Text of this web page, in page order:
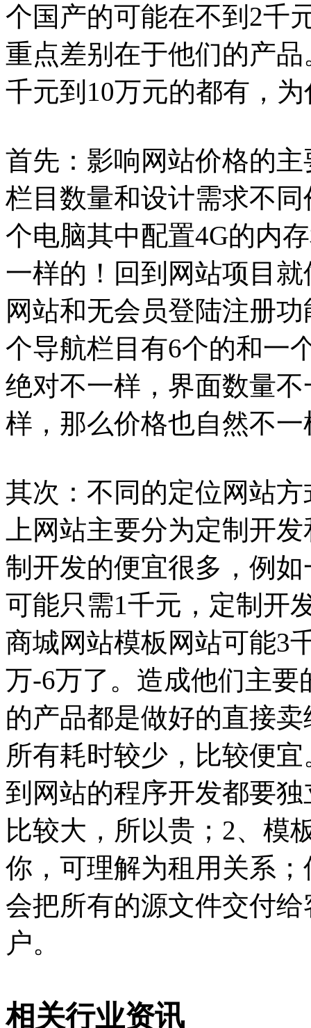
个国产的可能在不到2千
重点差别在于他们的产
千元到10万元的都有，
首先：影响网站价格的
栏目数量和设计需求不
个电脑其中配置4G的内
一样的！回到网站项目
网站和无会员登陆注册
个导航栏目有6个的和一
绝对不一样，界面数量
样，那么价格也自然不一
其次：不同的定位网站
上网站主要分为定制开
制开发的便宜很多，例
可能只需1千元，定制开
商城网站模板网站可能3
万-6万了。造成他们主
的产品都是做好的直接
所有耗时较少，比较便
到网站的程序开发都要
比较大，所以贵；2、模
你，可理解为租用关系
会把所有的源文件交付
户。
相关行业资讯